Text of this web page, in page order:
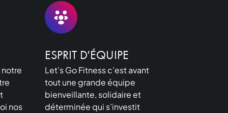
nos
ESPRIT D'ÉQUIPE
Let’s Go Fitness c’est avant
tout une grande équipe
bienveillante, solidaire et
déterminée qui s’investit